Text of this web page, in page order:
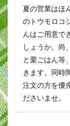
夏の営業はほ
のトウモロコ
んはご用意で
しょうか。尚
と栗ごはん等
きます。同時
注文の方を優
ださいませ。